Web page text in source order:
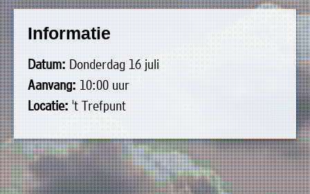
Informatie
Datum:Donderdag 16 juli
Aanvang:10:00 uur
Locatie:'t Trefpunt
»
Verenigingen
»
Bedrijven
»
Plaatselijk
belang
»
Informatie
bestuur
uit
de
volgende
personen:
Voorzitter
vacant
Secretaris
Michiel
Modderman
Penningmeester
vacant